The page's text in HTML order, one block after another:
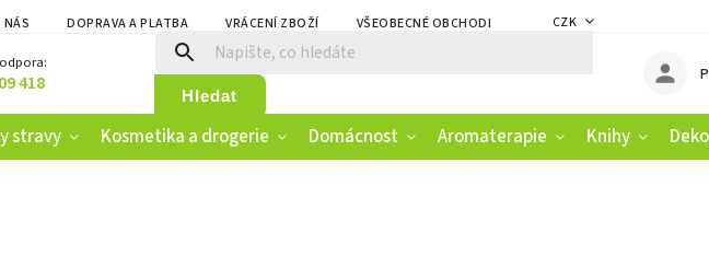
NÁS DOPRAVA A PLATBA VRÁCENÍ ZBOŽÍ VŠEOBECNÉ OBCHODNÍ PODMÍNKY
CZK
418 Hledat
stravy Kosmetika a drogerie Domácnost Aromaterapie Knihy